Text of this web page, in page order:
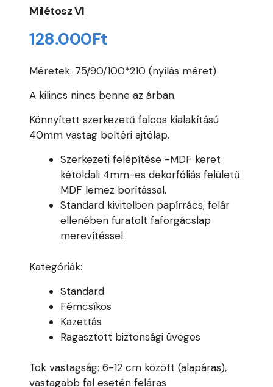
Milétosz VI
128.000Ft
Méretek: 75/90/100*210 (nyílás méret)
A kilincs nincs benne az árban.
Könnyített szerkezetű falcos kialakítású
40mm vastag beltéri ajtólap.
Szerkezeti felépítése -MDF keret
kétoldali 4mm-es dekorfóliás felületű
MDF lemez borítással.
Standard kivitelben papírrács, felár
ellenében furatolt faforgácslap
merevítéssel.
Kategóriák:
Standard
Fémcsíkos
Kazettás
Ragasztott biztonsági üveges
Tok vastagság: 6-12 cm között (alapáras),
vastagabb fal esetén feláras